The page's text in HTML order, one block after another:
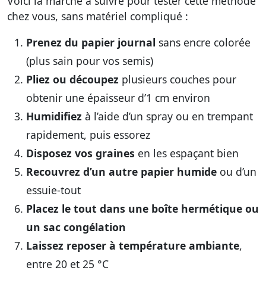
chez vous, sans matériel compliqué :
Prenez du papier journal sans encre colorée
(plus sain pour vos semis)
Pliez ou découpez plusieurs couches pour
obtenir une épaisseur d’1 cm environ
Humidifiez à l’aide d’un spray ou en trempant
rapidement, puis essorez
Disposez vos graines en les espaçant bien
Recouvrez d’un autre papier humide ou d’un
essuie-tout
Placez le tout dans une boîte hermétique ou
un sac congélation
Laissez reposer à température ambiante,
entre 20 et 25 °C